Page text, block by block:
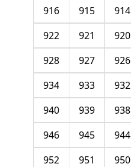
914
915
916
920
921
922
926
927
928
932
933
934
938
939
940
944
945
946
950
951
952